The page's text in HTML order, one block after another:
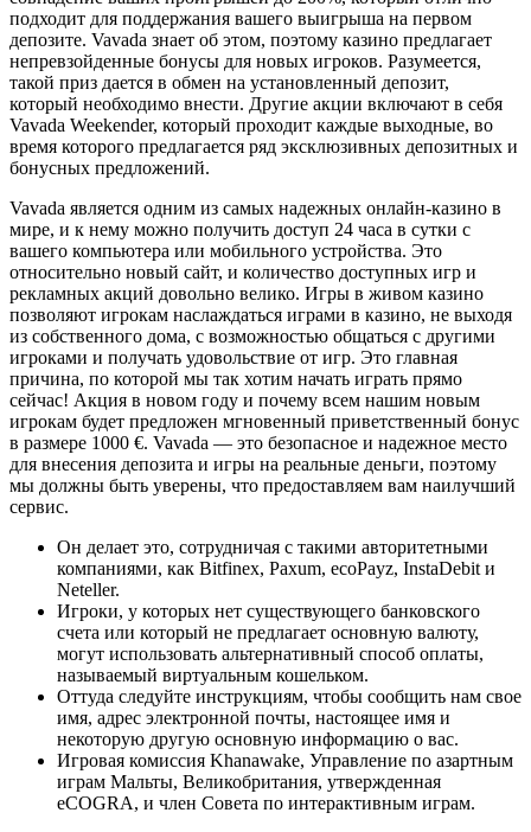
подходит для поддержания вашего выигрыша на первом
депозите. Vavada знает об этом, поэтому казино предлагает
непревзойденные бонусы для новых игроков. Разумеется,
такой приз дается в обмен на установленный депозит,
который необходимо внести. Другие акции включают в себя
Vavada Weekender, который проходит каждые выходные, во
время которого предлагается ряд эксклюзивных депозитных и
бонусных предложений.
Vavada является одним из самых надежных онлайн-казино в
мире, и к нему можно получить доступ 24 часа в сутки с
вашего компьютера или мобильного устройства. Это
относительно новый сайт, и количество доступных игр и
рекламных акций довольно велико. Игры в живом казино
позволяют игрокам наслаждаться играми в казино, не выходя
из собственного дома, с возможностью общаться с другими
игроками и получать удовольствие от игр. Это главная
причина, по которой мы так хотим начать играть прямо
сейчас! Акция в новом году и почему всем нашим новым
игрокам будет предложен мгновенный приветственный бонус
в размере 1000 €. Vavada — это безопасное и надежное место
для внесения депозита и игры на реальные деньги, поэтому
мы должны быть уверены, что предоставляем вам наилучший
сервис.
Он делает это, сотрудничая с такими авторитетными
компаниями, как Bitfinex, Paxum, ecoPayz, InstaDebit и
Neteller.
Игроки, у которых нет существующего банковского
счета или который не предлагает основную валюту,
могут использовать альтернативный способ оплаты,
называемый виртуальным кошельком.
Оттуда следуйте инструкциям, чтобы сообщить нам свое
имя, адрес электронной почты, настоящее имя и
некоторую другую основную информацию о вас.
Игровая комиссия Khanawake, Управление по азартным
играм Мальты, Великобритания, утвержденная
eCOGRA, и член Совета по интерактивным играм.